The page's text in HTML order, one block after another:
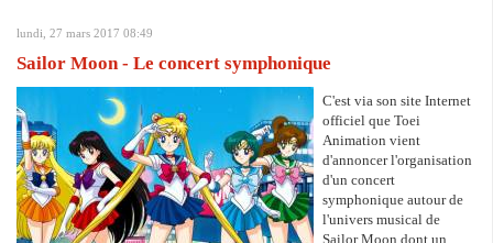
lundi, 27 mars 2017 08:49
Sailor Moon - Le concert symphonique
C'est via son site Internet
officiel que Toei
Animation vient
d'annoncer l'organisation
d'un concert
symphonique autour de
l'univers musical de
Sailor Moon dont un